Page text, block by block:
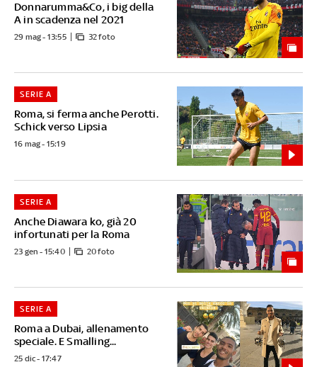
Donnarumma&Co, i big della
A in scadenza nel 2021
29 mag - 13:55 32 foto
Roma, si ferma anche Perotti.
Schick verso Lipsia
SERIE A
16 mag - 15:19
Anche Diawara ko, già 20
infortunati per la Roma
SERIE A
23 gen - 15:40 20 foto
Roma a Dubai, allenamento
speciale. E Smalling...
SERIE A
25 dic - 17:47